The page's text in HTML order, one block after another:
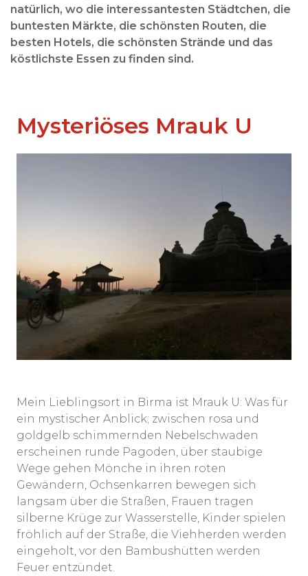
natürlich, wo die interessantesten Städtchen, die
buntesten Märkte, die schönsten Routen, die
besten Hotels, die schönsten Strände und das
köstlichste Essen zu finden sind.
Mysteriöses Mrauk U
Mein Lieblingsort in Birma ist Mrauk U: Was für
ein mystischer Anblick; zwischen rosa und
goldgelb schimmernden Nebelschwaden
erscheinen runde Pagoden, über staubige
Wege gehen Mönche in ihren roten
Gewändern, Ochsenkarren bewegen sich
langsam über die Straßen, Frauen tragen
silberne Krüge zur Wasserstelle, Kinder spielen
fröhlich auf der Straße, die Viehherden werden
eingeholt, vor den Bambushütten werden
Feuer entzündet.